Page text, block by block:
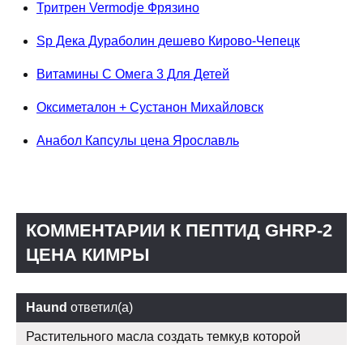
Тритрен Vermodje Фрязино
Sp Дека Дураболин дешево Кирово-Чепецк
Витамины С Омега 3 Для Детей
Оксиметалон + Сустанон Михайловск
Анабол Капсулы цена Ярославль
КОММЕНТАРИИ К ПЕПТИД GHRP-2
ЦЕНА КИМРЫ
Haund ответил(а)
Растительного масла создать темку,в которой